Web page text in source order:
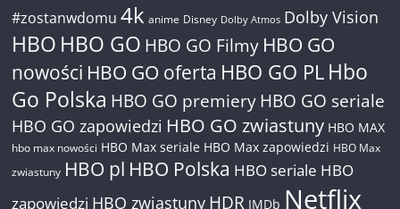
#zostanwdomu 4k anime Disney Dolby Atmos Dolby Vision
HBO HBO GO HBO GO Filmy HBO GO
nowości HBO GO oferta HBO GO PL Hbo
Go Polska HBO GO premiery HBO GO seriale
HBO GO zapowiedzi HBO GO zwiastuny HBO MAX
hbo max nowości HBO Max seriale HBO Max zapowiedzi HBO Max
zwiastuny HBO pl HBO Polska HBO seriale HBO
zapowiedzi HBO zwiastuny HDR IMDb Netflix